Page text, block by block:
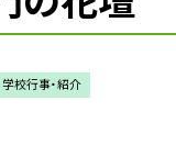
学校行事・紹介